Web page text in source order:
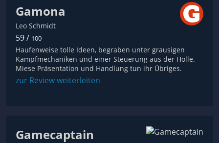
Gamona
Leo Schmidt
59 / 100
Haufenweise tolle Ideen, begraben unter grausigen
Kampfmechaniken und einer Steuerung aus der Hölle.
Miese Präsentation und Handlung tun ihr Übriges.
zur Review weiterleiten
Gamecaptain